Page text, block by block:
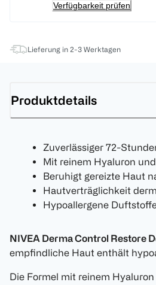
Verfügbarkeit prüfen
Lieferung in 2-3 Werktagen
Produktdetails
Zuverlässiger 72-
Mit reinem Hyaluron
Beruhigt gereizte Haut
Hautverträglichkeit
Hypoallergene
NIVEA Derma Control Restore
empfindliche Haut enthält
Die Formel mit reinem